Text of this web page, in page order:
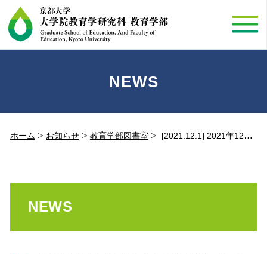
NEWS
ホーム お知らせ 教育学部図書室 [2021.12.1] 2021年12月2日からのサービス変更について
NEWS